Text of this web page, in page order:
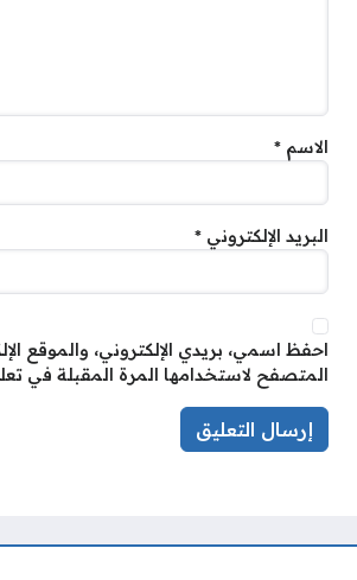
الاسم *
البريد الإلكتروني *
احفظ اسمي، بريدي الإلكتروني، والموقع
المتصفح لاستخدامها المرة المقبلة في